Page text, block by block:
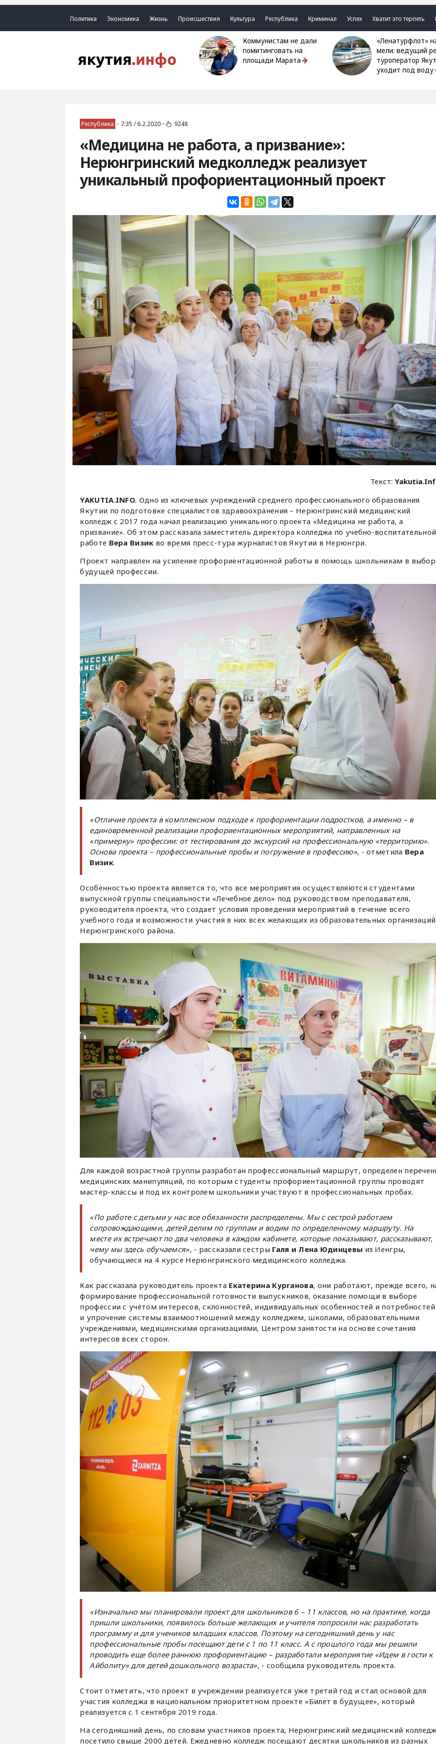
Политика Экономика Жизнь Происшествия Культура Республика Криминал Успех Хватит это терпеть
Коммунистам не дали
помитинговать на
площади Марата
«Ленатурфлот» на
мели: ведущий
туроператор
уходит под воду
Республика • 7:35 / 6.2.2020 • 9248
«Медицина не работа, а призвание»:
Нерюнгринский медколледж реализует
уникальный профориентационный проект
Текст:
YAKUTIA.INFO. Одно из ключевых учреждений среднего профессионального образования
Якутии по подготовке специалистов здравоохранения – Нерюнгринский медицинский
колледж с 2017 года начал реализацию уникального проекта «Медицина не работа, а
призвание». Об этом рассказала заместитель директора колледжа по учебно-воспитательной
работе Вера Визик во время пресс-тура журналистов Якутии в Нерюнгри.
Проект направлен на усиление профориентационной работы в помощь школьникам в
будущей профессии.
«Отличие проекта в комплексном подходе к профориентации подростков, а именно – в
единовременной реализации профориентационных мероприятий, направленных на
«примерку» профессии: от тестирования до экскурсий на профессиональную «территорию».
Основа проекта – профессиональные пробы и погружение в профессию», - отметила Вера
Визик.
Особенностью проекта является то, что все мероприятия осуществляются студентами
выпускной группы специальности «Лечебное дело» под руководством преподавателя,
руководителя проекта, что создает условия проведения мероприятий в течение всего
учебного года и возможности участия в них всех желающих из образовательных организаций
Нерюнгринского района.
Для каждой возрастной группы разработан профессиональный маршрут, определен
медицинских манипуляций, по которым студенты профориентационной группы проводят
мастер-классы и под их контролем школьники участвуют в профессиональных пробах.
«По работе с детьми у нас все обязанности распределены. Мы с сестрой работаем
сопровождающими, детей делим по группам и водим по определенному маршруту. На
месте их встречают по два человека в каждом кабинете, которые показывают, рассказывают,
чему мы здесь обучаемся», - рассказали сестры Галя и Лена Юдинцевы из Иенгры,
обучающиеся на 4 курсе Нерюнгринского медицинского колледжа.
Как рассказала руководитель проекта Екатерина Курганова, они работают, прежде всего,
формирование профессиональной готовности выпускников, оказание помощи в выборе
профессии с учётом интересов, склонностей, индивидуальных особенностей и потребностей
и упрочение системы взаимоотношений между колледжем, школами, образовательными
учреждениями, медицинскими организациями, Центром занятости на основе сочетания
интересов всех сторон.
«Изначально мы планировали проект для школьников 6 – 11 классов, но на практике, когда
пришли школьники, появилось больше желающих и учителя попросили нас разработать
программу и для учеников младших классов. Поэтому на сегодняшний день у нас
профессиональные пробы посещают дети с 1 по 11 класс. А с прошлого года мы решили
проводить еще более раннюю профориентацию – разработали мероприятие «Идем в гости к
Айболиту» для детей дошкольного возраста», - сообщила руководитель проекта.
Стоит отметить, что проект в учреждении реализуется уже третий год и стал основой для
участия колледжа в национальном приоритетном проекте «Билет в будущее», который
реализуется с 1 сентября 2019 года.
На сегодняшний день, по словам участников проекта, Нерюнгринский медицинский
посетило свыше 2000 детей. Ежедневно колледж посещают десятки школьников из разных